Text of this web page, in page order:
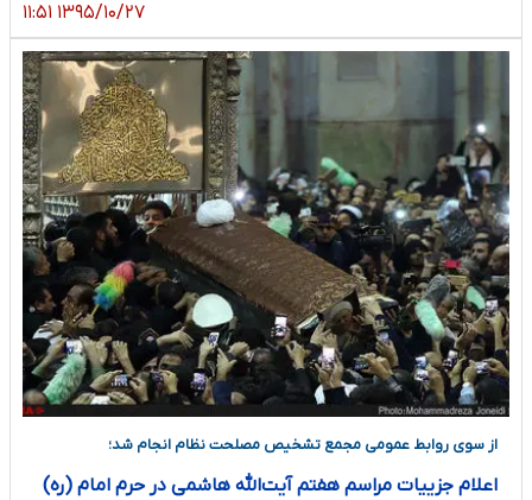
۱۳۹۵/۱۰/۲۷ ۱۱:۵۱
از سوی روابط عمومی مجمع تشخیص مصلحت نظام انجام شد؛
اعلام جزییات مراسم هفتم آیت‌الله هاشمی در حرم امام (ره)